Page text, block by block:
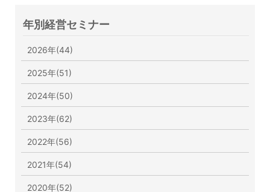
年別経営セミナー
2026年(44)
2025年(51)
2024年(50)
2023年(62)
2022年(56)
2021年(54)
2020年(52)